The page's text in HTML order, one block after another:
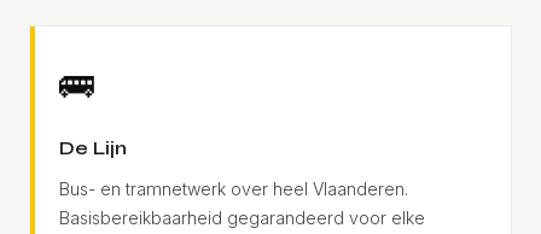
🚌
De Lijn
Bus- en tramnetwerk over heel Vlaanderen.
Basisbereikbaarheid gegarandeerd voor elke